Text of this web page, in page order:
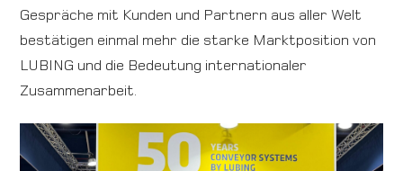
Gespräche mit Kunden und Partnern aus aller Welt
bestätigen einmal mehr die starke Marktposition von
LUBING und die Bedeutung internationaler
Zusammenarbeit.